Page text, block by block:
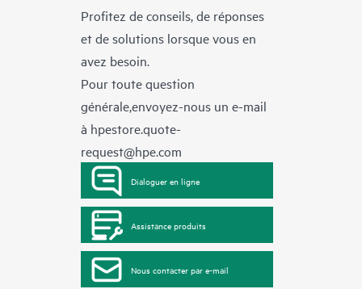
Profitez de conseils, de réponses
et de solutions lorsque vous en
avez besoin.
Pour toute question
générale,envoyez-nous un e-mail
à hpestore.quote-
request@hpe.com
Dialoguer en ligne
Assistance produits
Nous contacter par e-mail